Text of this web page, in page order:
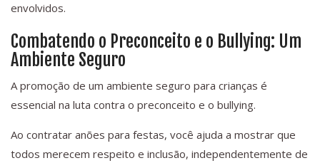
envolvidos.
Combatendo o Preconceito e o Bullying: Um
Ambiente Seguro
A promoção de um ambiente seguro para crianças é
essencial na luta contra o preconceito e o bullying.
Ao contratar anões para festas, você ajuda a mostrar que
todos merecem respeito e inclusão, independentemente de